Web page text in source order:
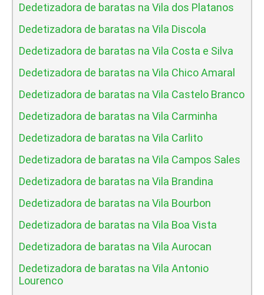
Dedetizadora de baratas na Vila dos Platanos
Dedetizadora de baratas na Vila Discola
Dedetizadora de baratas na Vila Costa e Silva
Dedetizadora de baratas na Vila Chico Amaral
Dedetizadora de baratas na Vila Castelo Branco
Dedetizadora de baratas na Vila Carminha
Dedetizadora de baratas na Vila Carlito
Dedetizadora de baratas na Vila Campos Sales
Dedetizadora de baratas na Vila Brandina
Dedetizadora de baratas na Vila Bourbon
Dedetizadora de baratas na Vila Boa Vista
Dedetizadora de baratas na Vila Aurocan
Dedetizadora de baratas na Vila Antonio
Lourenco